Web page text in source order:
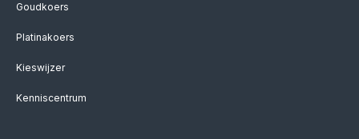
Goudkoers
Platinakoers
Kieswijzer
Kenniscentrum